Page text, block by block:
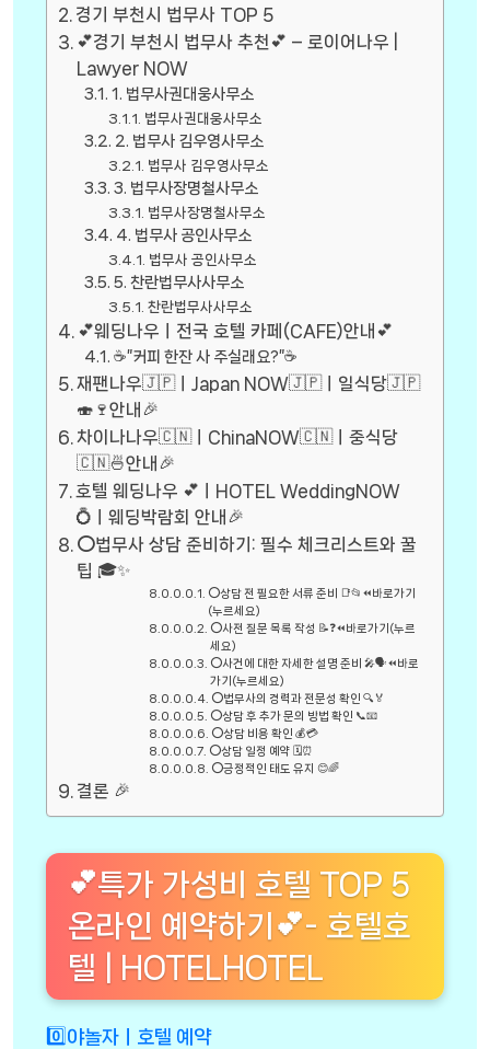
경기 부천시 법무사 TOP 5
💕경기 부천시 법무사 추천💕 – 로이어나우 |
Lawyer NOW
1. 법무사권대웅사무소
법무사권대웅사무소
2. 법무사 김우영사무소
법무사 김우영사무소
3. 법무사장명철사무소
법무사장명철사무소
4. 법무사 공인사무소
법무사 공인사무소
5. 찬란법무사사무소
찬란법무사사무소
💕웨딩나우ㅣ전국 호텔 카페(CAFE)안내💕
☕”커피 한잔 사 주실래요?”☕
재팬나우🇯🇵ㅣJapan NOW🇯🇵ㅣ일식당🇯🇵
🍣🍷안내🎉
차이나나우🇨🇳ㅣChinaNOW🇨🇳ㅣ중식당
🇨🇳🍜안내🎉
호텔 웨딩나우 💕ㅣHOTEL WeddingNOW
💍ㅣ웨딩박람회 안내🎉
⭕법무사 상담 준비하기: 필수 체크리스트와 꿀
팁 🎓✨
⭕상담 전 필요한 서류 준비 📑📂⏪바로가기
(누르세요)
⭕사전 질문 목록 작성 📝❓⏪바로가기(누르
세요)
⭕사건에 대한 자세한 설명 준비 🎤🗣️⏪바로
가기(누르세요)
⭕법무사의 경력과 전문성 확인 🔍🏅
⭕상담 후 추가 문의 방법 확인 📞📧
⭕상담 비용 확인 💰💳
⭕상담 일정 예약 🗓️⏰
⭕긍정적인 태도 유지 😊🌈
결론 🎉
💕특가 가성비 호텔 TOP 5
온라인 예약하기💕- 호텔호
텔 | HOTELHOTEL
0️⃣야놀자ㅣ호텔 예약